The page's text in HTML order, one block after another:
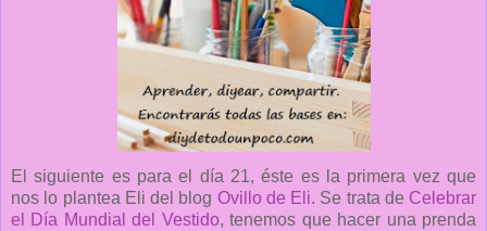
El siguiente es para el día 21, éste es la primera vez que
nos lo plantea Eli del blog Ovillo de Eli. Se trata de Celebrar
el Día Mundial del Vestido, tenemos que hacer una prenda